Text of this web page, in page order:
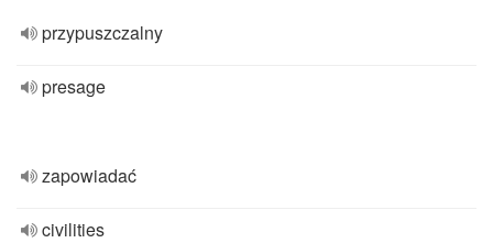
przypuszczalny
presage
zapowiadać
civilities